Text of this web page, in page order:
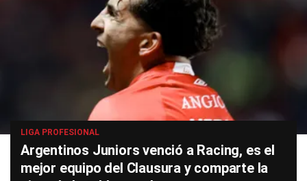
LIGA PROFESIONAL
Argentinos Juniors venció a Racing, es el
mejor equipo del Clausura y comparte la